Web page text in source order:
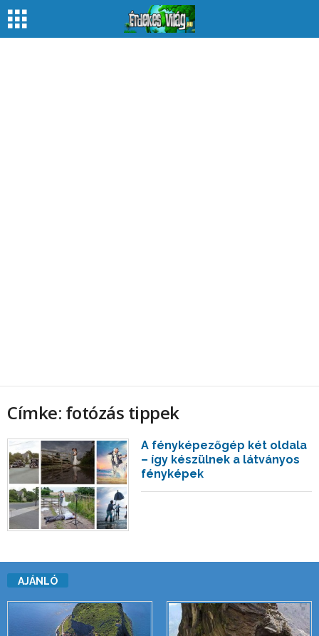
Címke: fotózás tippek
A fényképezőgép két oldala
– így készülnek a látványos
fényképek
AJÁNLÓ